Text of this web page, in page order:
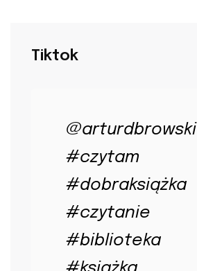
Tiktok
@arturdbrowski
#czytam
#dobraksiążka
#czytanie
#biblioteka